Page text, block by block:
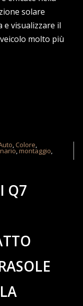
solare
e visualizzare il
molto più
, Colore,
,montaggio,
Q7